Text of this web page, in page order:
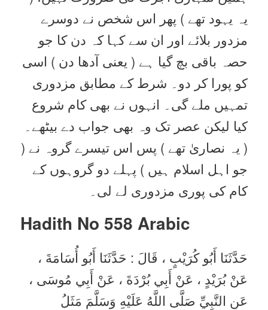
یہ یہود تھے ) پھر اس شخص نے دوسرے
مزدور بلائے اور ان سے کہا کہ دن کا جو
حصہ باقی بچ گیا ہے ( یعنی آدھا دن ) اسی
کو پورا کر دو۔ شرط کے مطابق مزدوری
تمہیں ملے گی۔ انہوں نے بھی کام شروع
کیا لیکن عصر تک وہ بھی جواب دے بیٹھے۔
( یہ نصاریٰ تھے ) پس اس تیسرے گروہ نے (
جو اہل اسلام ہیں ) پہلے دو گروہوں کے
کام کی پوری مزدوری لے لی۔
Hadith No 558 Arabic
حَدَّثَنَا أَبُو كُرَيْبٍ ، قَالَ : حَدَّثَنَا أَبُو أُسَامَةَ ،
عَنْ بُرَيْدٍ ، عَنْ أَبِي بُرْدَةَ ، عَنْ أَبِي مُوسَى ،
عَنِ النَّبِيِّ صَلَّى اللَّهُ عَلَيْهِ وَسَلَّمَ مَثَلُ